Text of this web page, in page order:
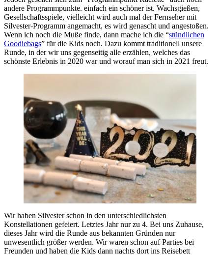
andere Programmpunkte. einfach ein schöner ist. Wachsgießen,
Gesellschaftsspiele, vielleicht wird auch mal der Fernseher mit
Silvester-Programm angemacht, es wird genascht und angestoßen.
Wenn ich noch die Muße finde, dann mache ich die “stündlichen
Goodiebags” für die Kids noch. Dazu kommt traditionell unsere
Runde, in der wir uns gegenseitig alle erzählen, welches das
schönste Erlebnis in 2020 war und worauf man sich in 2021 freut.
Wir haben Silvester schon in den unterschiedlichsten
Konstellationen gefeiert. Letztes Jahr nur zu 4. Bei uns Zuhause,
dieses Jahr wird die Runde aus bekannten Gründen nur
unwesentlich größer werden. Wir waren schon auf Parties bei
Freunden und haben die Kids dann nachts dort ins Reisebett